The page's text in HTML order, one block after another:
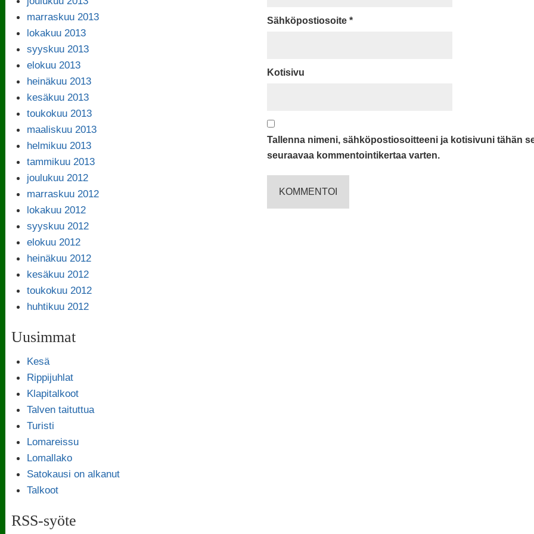
Sähköpostiosoite *
Kotisivu
Tallenna nimeni, sähköpostiosoitteeni ja kotisivuni tähän
seuraavaa kommentointikertaa varten.
marraskuu 2013
lokakuu 2013
syyskuu 2013
elokuu 2013
heinäkuu 2013
kesäkuu 2013
toukokuu 2013
maaliskuu 2013
helmikuu 2013
tammikuu 2013
joulukuu 2012
marraskuu 2012
lokakuu 2012
syyskuu 2012
elokuu 2012
heinäkuu 2012
kesäkuu 2012
toukokuu 2012
huhtikuu 2012
Uusimmat
Kesä
Rippijuhlat
Klapitalkoot
Talven taituttua
Turisti
Lomareissu
Lomallako
Satokausi on alkanut
Talkoot
RSS-syöte